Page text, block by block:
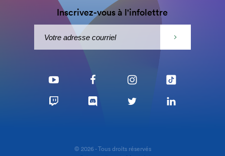
Inscrivez-vous à l'infolettre
© 2026 - Tous droits réservés